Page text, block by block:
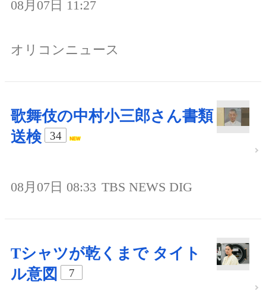
08月07日 11:27
オリコンニュース
歌舞伎の中村小三郎さん書類
送検
34
08月07日 08:33 TBS NEWS DIG
Tシャツが乾くまで タイト
ル意図
7